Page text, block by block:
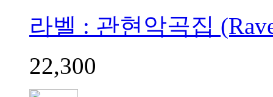
라벨 : 관현악곡집
22,300